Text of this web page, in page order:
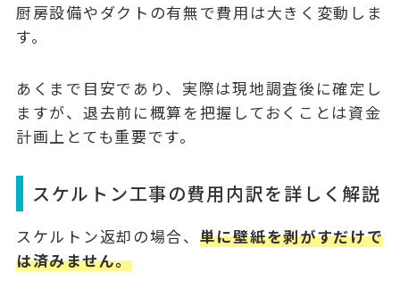
厨房設備やダクトの有無で費用は大きく変動しま
す。
あくまで目安であり、実際は現地調査後に確定し
ますが、退去前に概算を把握しておくことは資金
計画上とても重要です。
スケルトン工事の費用内訳を詳しく解説
スケルトン返却の場合、 単に壁紙を剥がすだけで
は済みません。